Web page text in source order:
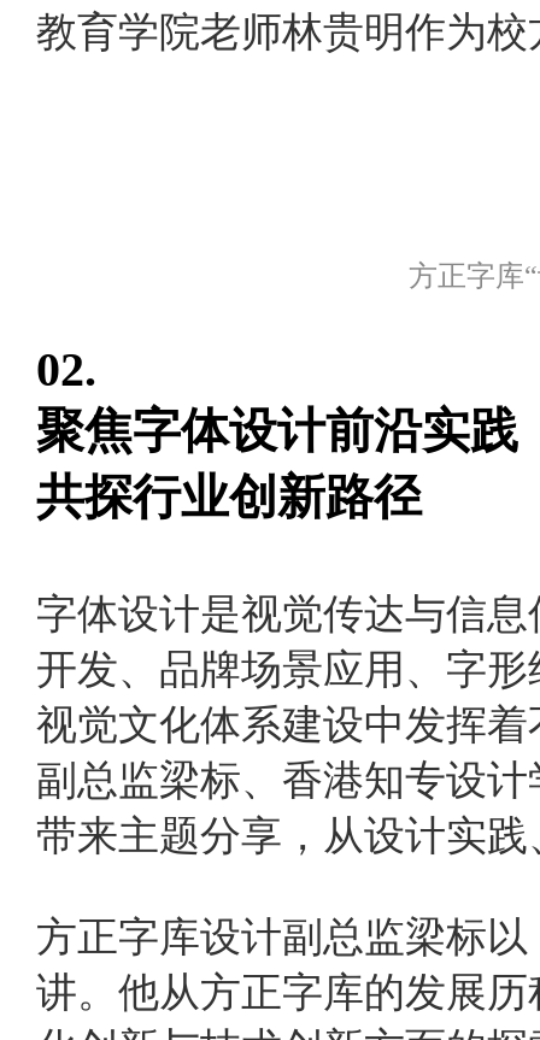
教育学院老师林贵明作为校
方正字库
02.
聚焦字体设计前沿实践
共探行业创新路径
字体设计是视觉传达与信
开发、品牌场景应用、字
视觉文化体系建设中发挥
副总监梁标、香港知专设
带来主题分享，从设计实
方正字库设计副总监梁标以
讲。他从方正字库的发展